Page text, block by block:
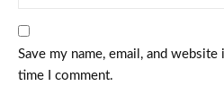
Save my name, email, and
time I comment.